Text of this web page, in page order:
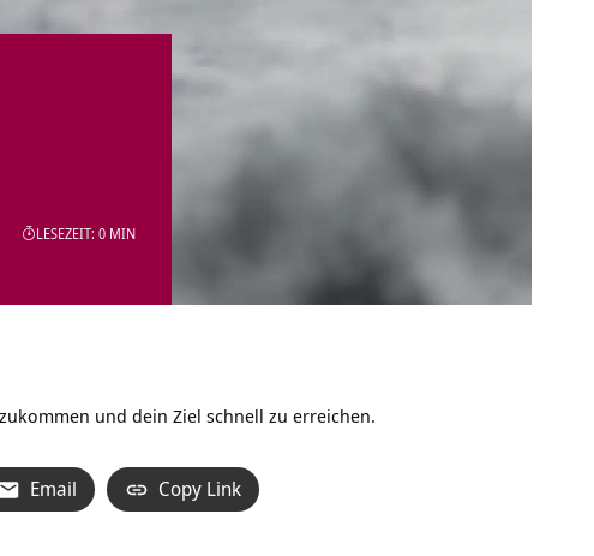
LESEZEIT: 0 MIN
und dein Ziel schnell zu erreichen.
Email Copy Link